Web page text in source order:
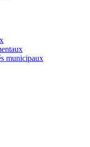
municipaux